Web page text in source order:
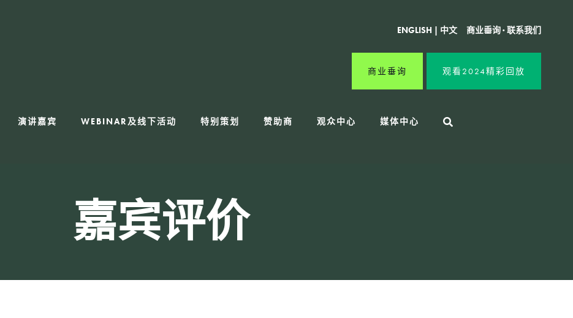
ENGLISH | 中文 商业垂询·联系我们
商业垂询 观看2024精彩回放
演讲嘉宾 WEBINAR及线下活动 特别策划 赞助商 观众中心 媒体中心
嘉宾评价